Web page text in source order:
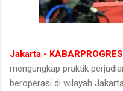
Jakarta -
mengungkap praktik
beroperasi di wilayah